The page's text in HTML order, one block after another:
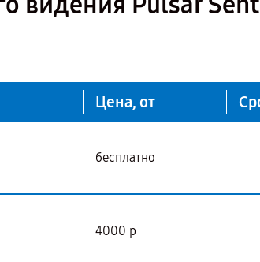
Цена, от
бесплатно
4000 р